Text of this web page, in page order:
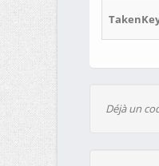
Déjà un